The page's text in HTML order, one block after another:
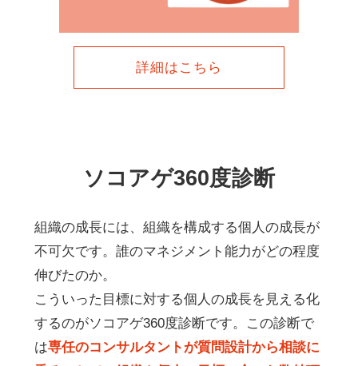
詳細はこちら
ソコアゲ360度診断
組織の成長には、組織を構成する個人の成長が
不可欠です。誰のマネジメント能力がどの程度
伸びたのか。
こういった目標に対する個人の成長を見える化
するのがソコアゲ360度診断です。この診断で
は専任のコンサルタントが質問設計から相談に